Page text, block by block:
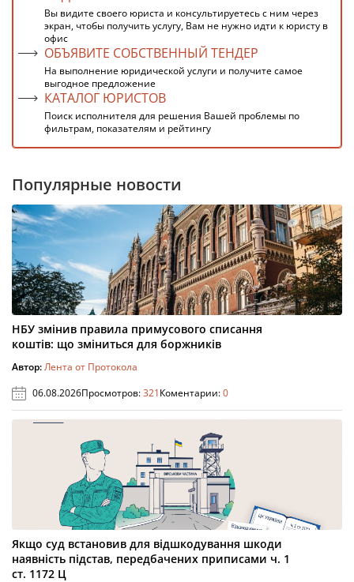
Вы видите своего юриста и консультируетесь с ним через
экран, чтобы получить услугу, Вам не нужно идти к юристу в
офис
ОБЪЯВИТЕ СОБСТВЕННЫЙ ТЕНДЕР
На выполнение юридической услуги и получите самое
выгодное предложение
КАТАЛОГ ЮРИСТОВ
Поиск исполнителя для решения Вашей проблемы по
фильтрам, показателям и рейтингу
Популярные новости
НБУ змінив правила примусового списання
коштів: що зміниться для боржників
Автор:Лента от Протокола
06.08.2026Просмотров:321Коментарии:0
Якщо суд встановив для відшкодування шкоди
наявність підстав, передбачених приписами ч. 1
ст. 1172 Ц